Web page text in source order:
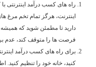
راه های کسب درآمد اینترنتی
اینترنت، هرگز تمام تخم مرغ
دارید تا مطمئن شوید که
فرصت ها را متوقف کند، عدم
برای راه های کسب درآمد
کنید، خانه خود را تنظیم